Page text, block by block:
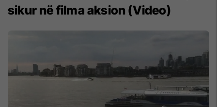
sikur në filma aksion (Video)